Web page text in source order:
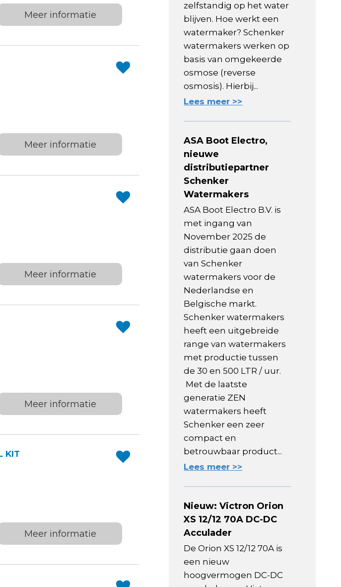
Meer informatie
Meer informatie
Meer informatie
Meer informatie
KIT
Meer informatie
zelfstandig op het water
blijven. Hoe werkt een
watermaker? Schenker
watermakers werken op
basis van omgekeerde
osmose (reverse
osmosis). Hierbij...
Lees meer >>
ASA Boot Electro,
nieuwe
distributiepartner
Schenker
Watermakers
ASA Boot Electro B.V. is
met ingang van
November 2025 de
distributie gaan doen
van Schenker
watermakers voor de
Nederlandse en
Belgische markt.
Schenker watermakers
heeft een uitgebreide
range van watermakers
met productie tussen
de 30 en 500 LTR / uur.
Met de laatste
generatie ZEN
watermakers heeft
Schenker een zeer
compact en
betrouwbaar product...
Lees meer >>
Nieuw: Victron Orion
XS 12/12 70A DC-DC
Acculader
De Orion XS 12/12 70A is
een nieuw
hoogvermogen DC-DC